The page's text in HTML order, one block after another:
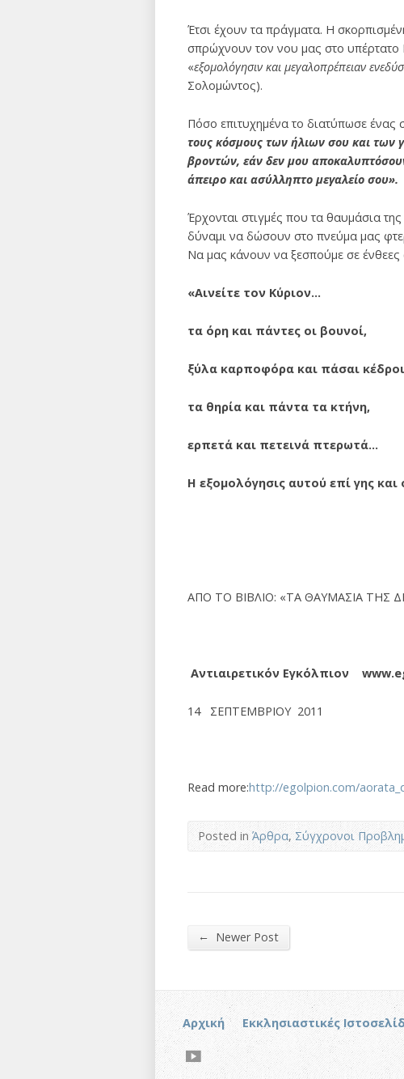
Έτσι έχουν τα πράγματα. Η
σπρώχνουν τον νου μας στο υπέρτατο
«εξομολόγησιν και μεγαλοπρέπειαν ενεδύσ
Σολομώντος).
Πόσο επιτυχημένα το διατύπωσε ένας
τους κόσμους των ήλιων σου και των
βροντών, εάν δεν μου
άπειρο και ασύλ­ληπτο μεγαλείο σου».
Έρχονται στιγμές που τα θαυμάσια
δύναμι να δώσουν στο πνεύμα μας
Να μας κάνουν να ξε­σπούμε σε ένθεες
«Αινείτε τον Κύριον…
τα όρη και πάντες οι βουνοί,
ξύλα καρποφόρα και πάσαι
τα θηρία και πάντα τα κτήνη,
ερπετά και πετεινά πτερωτά…
Η εξομολόγησις αυτού επί γης και
ΑΠΟ ΤΟ ΒΙΒΛΙΟ: «ΤΑ ΘΑΥΜΑΣΙΑ ΤΗΣ
Αντιαιρετικόν Εγκόλπιον
14 ΣΕΠΤΕΜΒΡΙΟΥ 2011
Read more:http://egolpion.com/
Posted inΆρθρα,Σύγχρονοι
← Newer Post
Αρχική Εκκλησιαστικές